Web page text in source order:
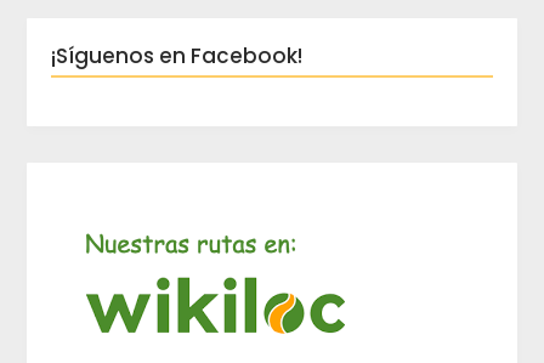
¡Síguenos en Facebook!